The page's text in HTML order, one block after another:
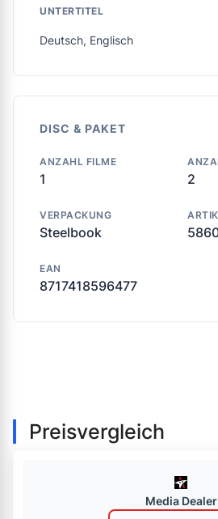
UNTERTITEL
Deutsch, Englisch
DISC & PAKET
ANZAHL FILME
1 2
VERPACKUNG
Steelbook
EAN
8717418596477
Preisvergleich
Media Dealer